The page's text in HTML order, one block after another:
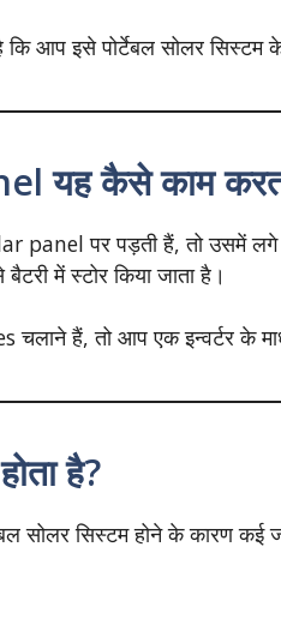
कि आप इसे पोर्टेबल सोलर
यह कैसे काम
panel पर पड़ती हैं, तो उसमें लगे
में स्टोर किया जाता है।
हैं, तो आप एक इन्वर्टर के
है?
सोलर सिस्टम होने के कारण कई